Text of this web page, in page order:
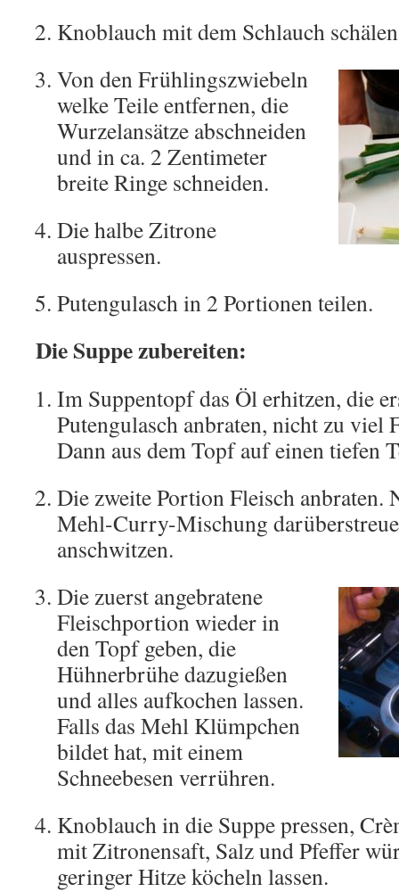
Knoblauch mit dem Schlauch
Von den Frühlingszwiebeln
welke Teile entfernen, die
Wurzelansätze abschneiden
und in ca. 2 Zentimeter
breite Ringe schneiden.
Die halbe Zitrone
auspressen.
Putengulasch in 2 Portionen teilen.
Die Suppe zubereiten:
Im Suppentopf das Öl erhitzen, die
Putengulasch anbraten, nicht zu viel
Dann aus dem Topf auf einen tiefen
Die zweite Portion Fleisch anbraten.
Mehl-Curry-Mischung
anschwitzen.
Die zuerst angebratene
Fleischportion wieder in
den Topf geben, die
Hühnerbrühe dazugießen
und alles aufkochen lassen.
Falls das Mehl Klümpchen
bildet hat, mit einem
Schneebesen verrühren.
Knoblauch in die Suppe pressen,
mit Zitronensaft, Salz und Pfeffer
geringer Hitze köcheln lassen.